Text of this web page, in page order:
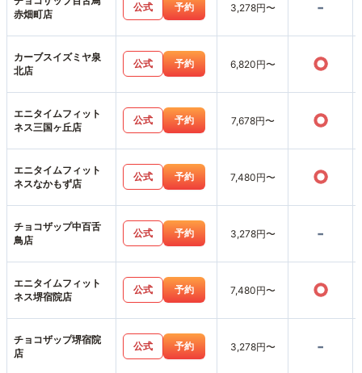
赤畑町店
公式 予約 3,278円〜 -
カーブスイズミヤ泉
北店
公式 予約 6,820円〜 ○
エニタイムフィット
ネス三国ヶ丘店
公式 予約 7,678円〜 ○
エニタイムフィット
ネスなかもず店
公式 予約 7,480円〜 ○
チョコザップ中百舌
鳥店
公式 予約 3,278円〜 -
エニタイムフィット
ネス堺宿院店
公式 予約 7,480円〜 ○
チョコザップ堺宿院
店
公式 予約 3,278円〜 -